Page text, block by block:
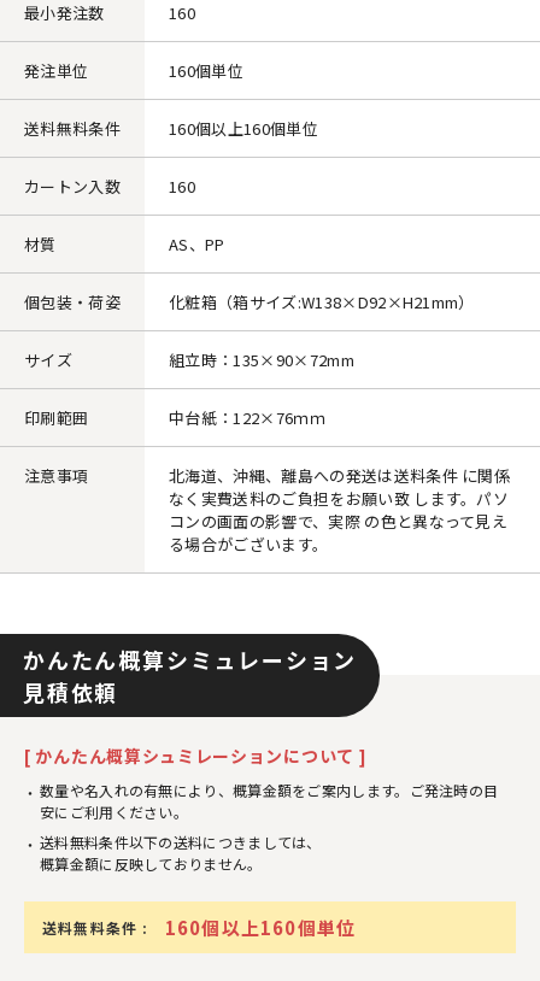
最小発注数 160
発注単位 160個単位
送料無料条件 160個以上160個単位
カートン入数 160
材質 AS、PP
個包装・荷姿 化粧箱（箱サイズ:W138×D92×H21mm）
サイズ 組立時：135×90×72mm
印刷範囲 中台紙：122×76ｍｍ
注意事項
北海道、沖縄、離島への発送は送料条件 に関係
なく実費送料のご負担をお願い致 します。パソ
コンの画面の影響で、実際 の色と異なって見え
る場合がございます。
かんたん概算シミュレーション
見積依頼
[ かんたん概算シュミレーションについて ]
数量や名入れの有無により、概算金額をご案内します。ご発注時の目
安にご利用ください。
送料無料条件以下の送料につきましては、
概算金額に反映しておりません。
送料無料条件 : 160個以上160個単位